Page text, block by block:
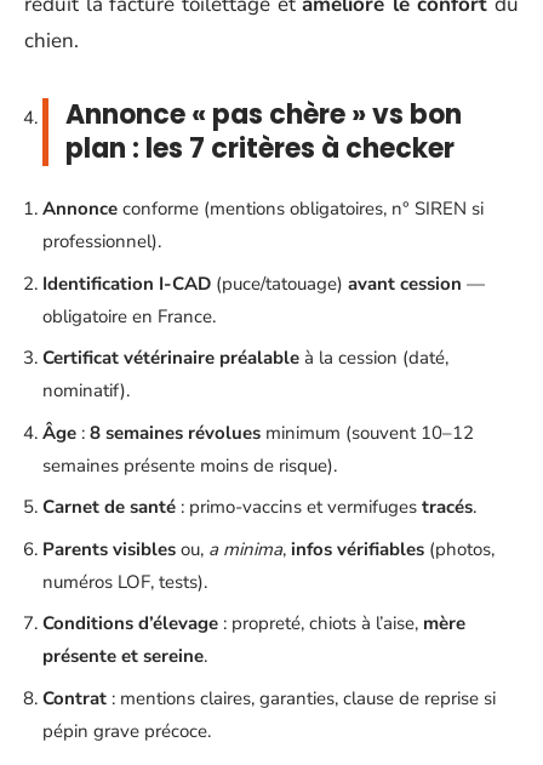
chien.
Annonce « pas chère » vs bon
plan : les 7 critères à checker
Annonce conforme (mentions obligatoires, n° SIREN si
professionnel).
Identification I-CAD (puce/tatouage) avant cession —
obligatoire en France.
Certificat vétérinaire préalable à la cession (daté,
nominatif).
Âge : 8 semaines révolues minimum (souvent 10–12
semaines présente moins de risque).
Carnet de santé : primo-vaccins et vermifuges tracés.
Parents visibles ou, a minima, infos vérifiables (photos,
numéros LOF, tests).
Conditions d’élevage : propreté, chiots à l’aise, mère
présente et sereine.
Contrat : mentions claires, garanties, clause de reprise si
pépin grave précoce.